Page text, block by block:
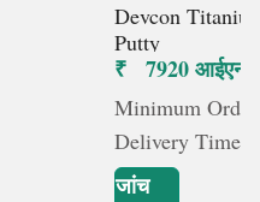
Devcon
Putty
₹ 7920
Minimum
Delivery Time :
जांच